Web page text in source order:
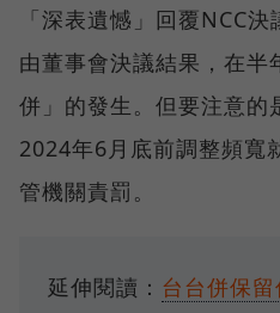
「深表遺憾」回覆NCC
由董事會決議結果，在半
併」的發生。但要注意的
2024年6月底前調整頻寬
管機關責罰。
延伸閱讀： 台台併保